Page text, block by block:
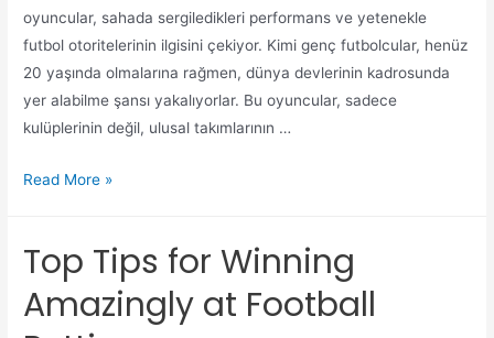
oyuncular, sahada sergiledikleri performans ve yetenekle
futbol otoritelerinin ilgisini çekiyor. Kimi genç futbolcular, henüz
20 yaşında olmalarına rağmen, dünya devlerinin kadrosunda
yer alabilme şansı yakalıyorlar. Bu oyuncular, sadece
kulüplerinin değil, ulusal takımlarının …
Read More »
Top Tips for Winning
Amazingly at Football